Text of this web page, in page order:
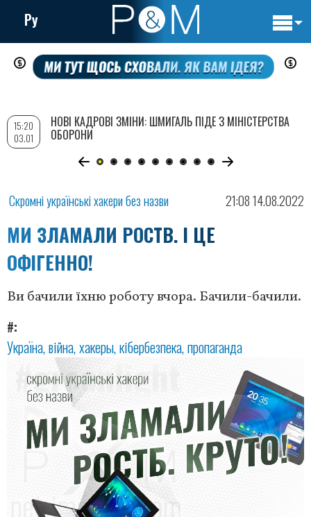
Перейти
до
вмісту
Ру
Скромні українські хакери без назви 21:08 14.08.2022
МИ ЗЛАМАЛИ РОСТВ. І ЦЕ
ОФІГЕННО!
Ви бачили їхню роботу вчора. Бачили-бачили.
#
Україна війна хакеры кібербезпека пропаганда
15:20
03.01
НОВІ КАДРОВІ ЗМІНИ: ШМИГАЛЬ ПІДЕ З МІНІСТЕРСТВА
ОБОРОНИ